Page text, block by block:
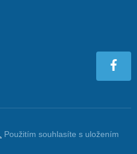
Použitím souhlasíte s uložením